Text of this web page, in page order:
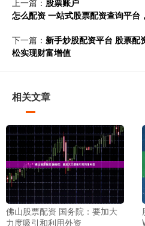
怎么配资 一站式股票配资查询平台
下一篇： 新手炒股配资平台 股票配
松实现财富增值
相关文章
佛山股票配资 国务院：要加大
力度吸引和利用外资